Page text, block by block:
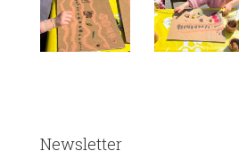
Newsletter